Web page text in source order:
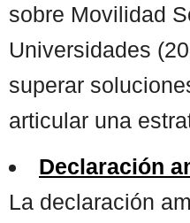
sobre Movilidad
Universidades
superar
articular una
Declaración
La declaración